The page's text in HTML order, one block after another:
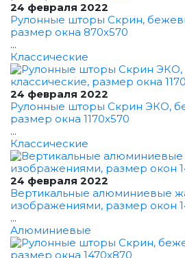
24 февраля 2022
Рулонные шторы Скрин,
размер окна 870x570
...
Классические
24 февраля 2022
Рулонные шторы Скрин ЭКО,
размер окна 1170x570
...
Классические
24 февраля 2022
Вертикальные алюминиевые
изображениями, размер окон
...
Алюминиевые